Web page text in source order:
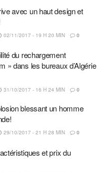
avec un haut design et
02/11/2017 - 19 H 20 MIN 0
du rechargement
» dans les bureaux d’Algérie
31/10/2017 - 16 H 24 MIN 0
blessant un homme
29/10/2017 - 21 H 28 MIN 0
et prix du